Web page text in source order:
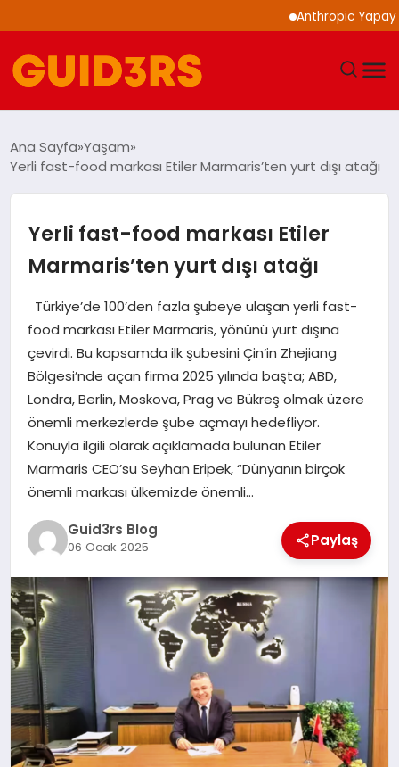
Anthropic Yapay
TEKNOLOJI
SPOR
SAĞLIK
EKONOMI
MAGAZIN
EĞITIM
Ana Sayfa Yaşam
Yerli fast-food markası Etiler Marmaris’ten yurt dışı atağı
Yerli fast-food markası Etiler
Marmaris’ten yurt dışı atağı
Türkiye’de 100’den fazla şubeye ulaşan yerli fast-
food markası Etiler Marmaris, yönünü yurt dışına
çevirdi. Bu kapsamda ilk şubesini Çin’in Zhejiang
Bölgesi’nde açan firma 2025 yılında başta; ABD,
Londra, Berlin, Moskova, Prag ve Bükreş olmak üzere
önemli merkezlerde şube açmayı hedefliyor.
Konuyla ilgili olarak açıklamada bulunan Etiler
Marmaris CEO’su Seyhan Eripek, “Dünyanın birçok
önemli markası ülkemizde önemli…
Guid3rs Blog
06 Ocak 2025 Paylaş